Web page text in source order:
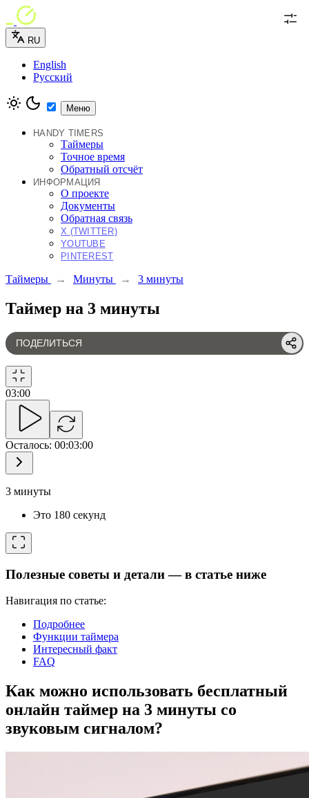
RU
English
Русский
Меню
HANDY TIMERS
Таймеры
Точное время
Обратный отсчёт
ИНФОРМАЦИЯ
О проекте
Документы
Обратная связь
X (TWITTER)
YOUTUBE
PINTEREST
Таймеры → Минуты → 3 минуты
Таймер на 3 минуты
ПОДЕЛИТЬСЯ
03:00
Осталось: 00:03:00
3 минуты
Это 180 секунд
Полезные советы и детали — в статье ниже
Навигация по статье:
Подробнее
Функции таймера
Интересный факт
FAQ
Как можно использовать бесплатный
онлайн таймер на 3 минуты со
звуковым сигналом?